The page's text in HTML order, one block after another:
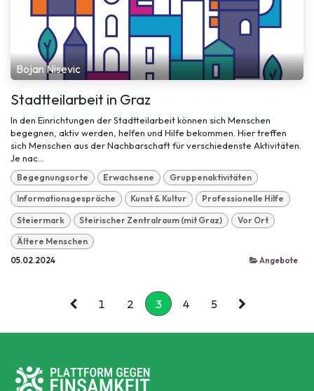
Bojan Nisevic
Stadtteilarbeit in Graz
In den Einrichtungen der Stadtteilarbeit können sich Menschen
begegnen, aktiv werden, helfen und Hilfe bekommen. Hier treffen
sich Menschen aus der Nachbarschaft für verschiedenste Aktivitäten.
Je nac...
Begegnungsorte Erwachsene Gruppenaktivitäten
Informationsgespräche Kunst & Kultur Professionelle Hilfe
Steiermark Steirischer Zentralraum (mit Graz) Vor Ort
Ältere Menschen
05.02.2024 Angebote
1 2 3 4 5